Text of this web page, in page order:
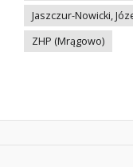
Jaszczur-Nowicki,
ZHP (Mrągowo)